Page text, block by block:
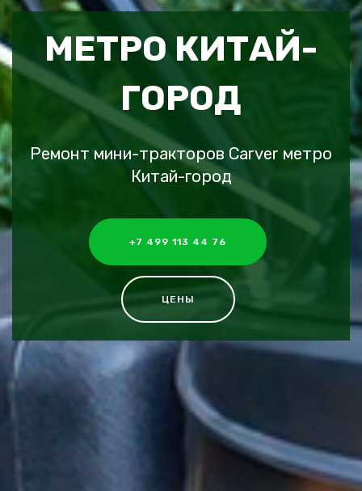
МЕТРО КИТАЙ-
ГОРОД
Ремонт мини-тракторов Carver метро
Китай-город
+7 499 113 44 76
ЦЕНЫ